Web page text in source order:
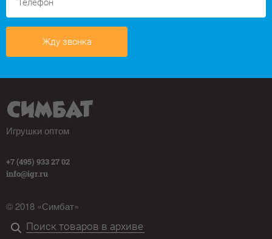
Жду звонка
Игрушки оптом
+7 (495) 933 27 02
info@igr.ru
© 2018 «Симбат»